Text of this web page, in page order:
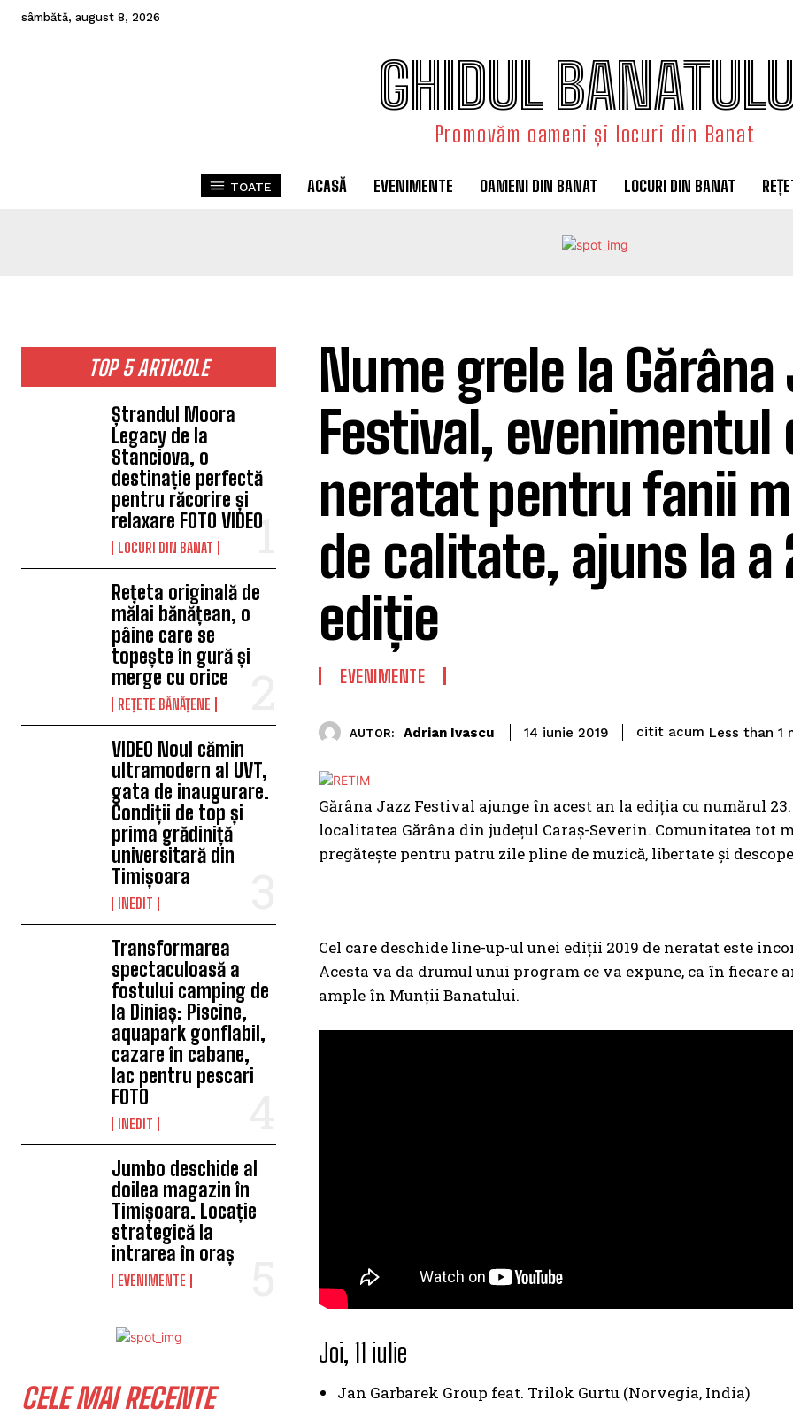
sâmbătă, august 8, 2026
GHIDUL
Promovăm oameni și locuri din Banat
TOATE ACASĂ EVENIMENTE OAMENI DIN BANAT LOCURI DIN BANAT
TOP 5 ARTICOLE
Ștrandul Moora
Legacy de la
Stanciova, o
destinație perfectă
pentru răcorire și
relaxare FOTO VIDEO
LOCURI DIN BANAT
Rețeta originală de
mălai bănățean, o
pâine care se
topește în gură și
merge cu orice
REȚETE BĂNĂȚENE
VIDEO Noul cămin
ultramodern al UVT,
gata de inaugurare.
Condiții de top și
prima grădiniță
universitară din
Timișoara
INEDIT
Transformarea
spectaculoasă a
fostului camping de
la Diniaș: Piscine,
aquapark gonflabil,
cazare în cabane,
lac pentru pescari
FOTO
INEDIT
Jumbo deschide al
doilea magazin în
Timișoara. Locație
strategică la
intrarea în oraș
EVENIMENTE
CELE MAI RECENTE
Nume grele la Gărâna
Festival, evenimentul
neratat pentru fanii
de calitate, ajuns la a
ediție
EVENIMENTE
AUTOR: Adrian Ivascu 14 iunie 2019 citit acum Less than 1
Gărâna Jazz Festival ajunge în acest an la ediția cu numărul
localitatea Gărâna din județul Caraș-Severin. Comunitatea tot
pregătește pentru patru zile pline de muzică, libertate și
Cel care deschide line-up-ul unei ediții 2019 de neratat este
Acesta va da drumul unui program ce va expune, ca în
ample în Munții Banatului.
Joi, 11 iulie
Jan Garbarek Group feat. Trilok Gurtu (Norvegia, India)